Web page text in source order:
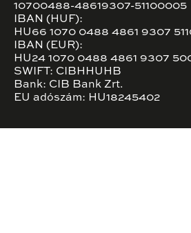
10700488-48619307-51100005
IBAN (HUF):
HU66 1070 0488 4861 9307
IBAN (EUR):
HU24 1070 0488 4861 9307
SWIFT: CIBHHUHB
Bank: CIB Bank Zrt.
EU adószám: HU18245402